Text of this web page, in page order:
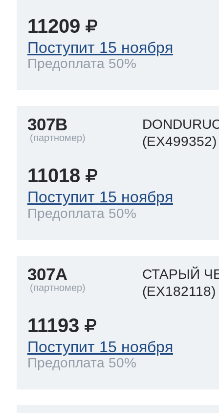
11209
Поступит 15 ноября
Предоплата 50%
307B
(EX499352)
11018
Поступит 15 ноября
Предоплата 50%
307A
СТАРЫЙ
(EX182118)
11193
Поступит 15 ноября
Предоплата 50%